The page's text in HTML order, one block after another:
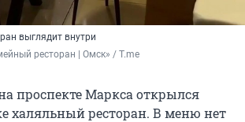
выглядит внутри
ресторан | Омск» / T.me
проспекте Маркса открылся
халяльный ресторан. В меню нет